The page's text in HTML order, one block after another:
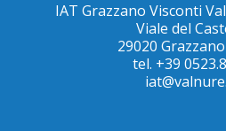
IAT Grazzano Visconti
Viale del
29020
tel. +39